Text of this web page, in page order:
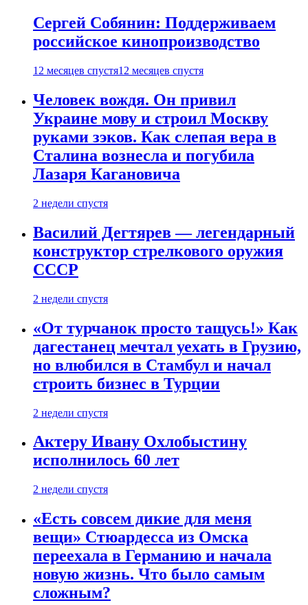
Сергей Собянин: Поддерживаем
российское кинопроизводство
12 месяцев спустя12 месяцев спустя
Человек вождя. Он привил
Украине мову и строил Москву
руками зэков. Как слепая вера в
Сталина вознесла и погубила
Лазаря Кагановича
2 недели спустя
Василий Дегтярев — легендарный
конструктор стрелкового оружия
СССР
2 недели спустя
«От турчанок просто тащусь!» Как
дагестанец мечтал уехать в Грузию,
но влюбился в Стамбул и начал
строить бизнес в Турции
2 недели спустя
Актеру Ивану Охлобыстину
исполнилось 60 лет
2 недели спустя
«Есть совсем дикие для меня
вещи» Стюардесса из Омска
переехала в Германию и начала
новую жизнь. Что было самым
сложным?